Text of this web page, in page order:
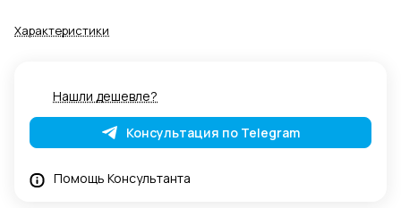
Характеристики
Нашли дешевле?
Консультация по Telegram
Помощь Консультанта